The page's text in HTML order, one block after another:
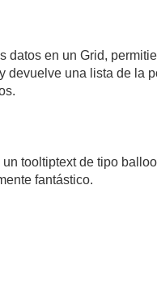
datos en un Grid,
devuelve una lista de la
tooltiptext de tipo
fantástico.